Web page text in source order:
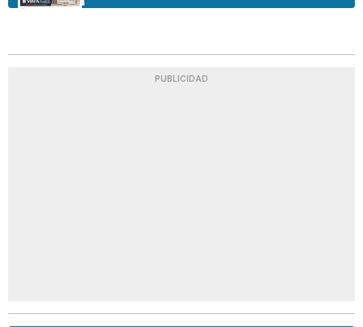
PUBLICIDAD